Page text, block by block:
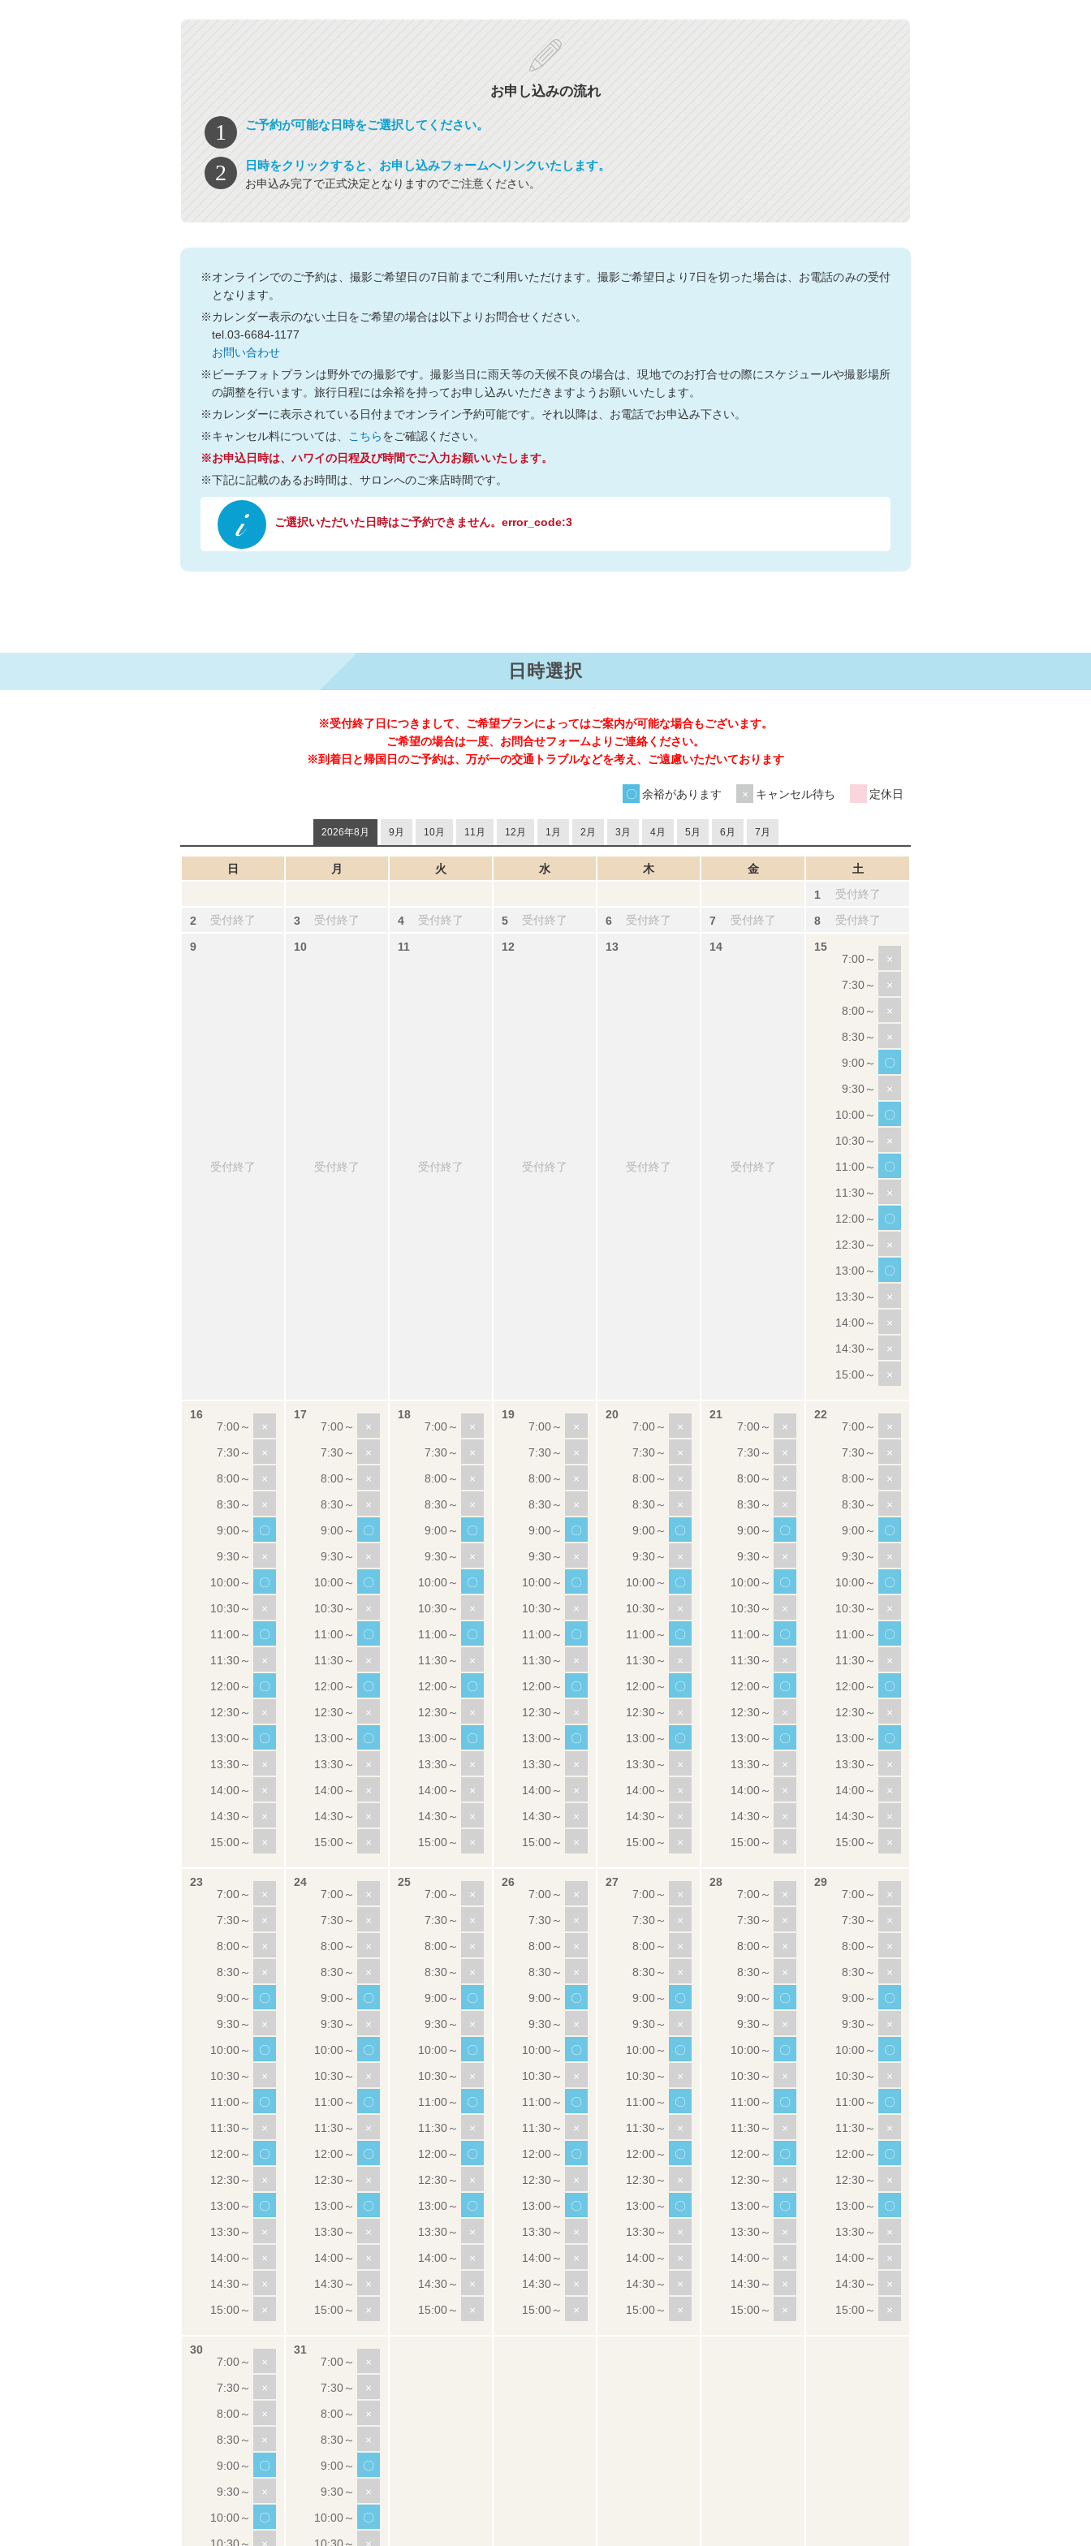
お申し込みの流れ
ご予約が可能な日時をご選択してください。
日時をクリックすると、お申し込みフォームへリンクいたします。
お申込み完了で正式決定となりますのでご注意ください。
※オンラインでのご予約は、撮影ご希望日の7日前までご利用いただけます。撮影ご希望日より7日を切った場合は、お電話のみの受付
となります。
※カレンダー表示のない土日をご希望の場合は以下よりお問合せください。
tel.03-6684-1177
お問い合わせ
※ビーチフォトプランは野外での撮影です。撮影当日に雨天等の天候不良の場合は、現地でのお打合せの際にスケジュールや撮影場所
の調整を行います。旅行日程には余裕を持ってお申し込みいただきますようお願いいたします。
※カレンダーに表示されている日付までオンライン予約可能です。それ以降は、お電話でお申込み下さい。
※キャンセル料については、
こちらをご確認ください。
※お申込日時は、ハワイの日程及び時間でご入力お願いいたします。
※下記に記載のあるお時間は、サロンへのご来店時間です。
ご選択いただいた日時はご予約できません。error_code:3
日時選択
※受付終了日につきまして、ご希望プランによってはご案内が可能な場合もございます。
ご希望の場合は一度、お問合せフォームよりご連絡ください。
※到着日と帰国日のご予約は、万が一の交通トラブルなどを考え、ご遠慮いただいております
余裕があります キャンセル待ち 定休日
2026年8月 9月 10月 11月 12月 1月 2月 3月 4月 5月 6月 7月
日 月 火 水 木 金
土
受付終了
受付終了
受付終了 受付終了 受付終了 受付終了 受付終了 受付終了
受付終了 受付終了 受付終了 受付終了 受付終了 受付終了
×
×
×
×
〇
×
〇
×
〇
×
〇
×
〇
×
×
×
×
×
×
×
×
〇
×
〇
×
〇
×
〇
×
〇
×
×
×
×
×
×
×
×
〇
×
〇
×
〇
×
〇
×
〇
×
×
×
×
×
×
×
×
〇
×
〇
×
〇
×
〇
×
〇
×
×
×
×
×
×
×
×
〇
×
〇
×
〇
×
〇
×
〇
×
×
×
×
×
×
×
×
〇
×
〇
×
〇
×
〇
×
〇
×
×
×
×
×
×
×
×
〇
×
〇
×
〇
×
〇
×
〇
×
×
×
×
×
×
×
×
〇
×
〇
×
〇
×
〇
×
〇
×
×
×
×
×
×
×
×
〇
×
〇
×
〇
×
〇
×
〇
×
×
×
×
×
×
×
×
〇
×
〇
×
〇
×
〇
×
〇
×
×
×
×
×
×
×
×
〇
×
〇
×
〇
×
〇
×
〇
×
×
×
×
×
×
×
×
〇
×
〇
×
〇
×
〇
×
〇
×
×
×
×
×
×
×
×
〇
×
〇
×
〇
×
〇
×
〇
×
×
×
×
×
×
×
×
〇
×
〇
×
〇
×
〇
×
〇
×
×
×
×
×
×
×
×
〇
×
〇
×
〇
×
〇
×
〇
×
×
×
×
×
×
×
×
〇
×
〇
×
×
×
×
〇
×
〇